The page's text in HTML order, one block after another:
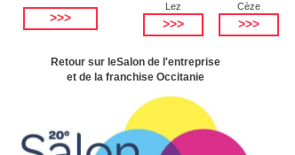
>>>
Lez
>>>
Cèze
>>>
Retour sur leSalon de l'entreprise
et de la franchise Occitanie